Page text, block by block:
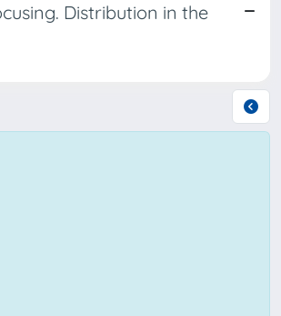
Distribution in the